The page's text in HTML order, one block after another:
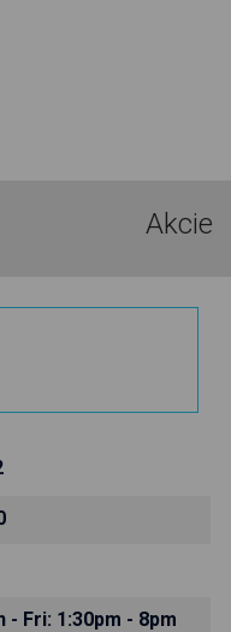
Akcie
- Fri: 1:30pm - 8pm